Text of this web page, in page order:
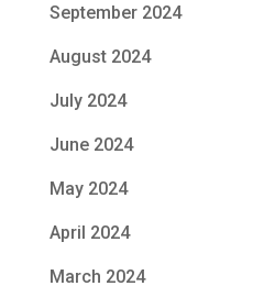
September 2024
August 2024
July 2024
June 2024
May 2024
April 2024
March 2024